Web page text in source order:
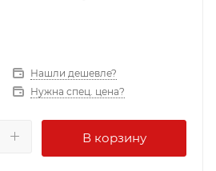
Нашли дешевле?
Нужна спец. цена?
В корзину